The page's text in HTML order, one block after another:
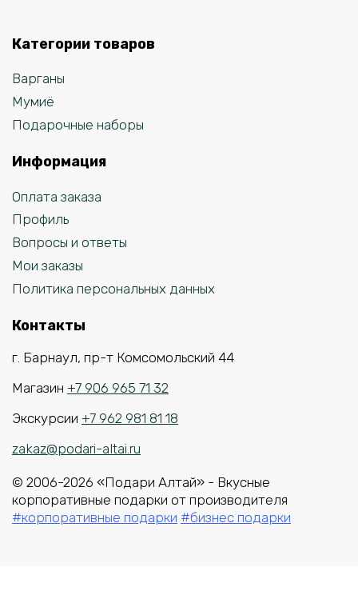
Категории товаров
Варганы
Мумиё
Подарочные наборы
Информация
Оплата заказа
Профиль
Вопросы и ответы
Мои заказы
Политика персональных данных
Контакты
г. Барнаул, пр-т Комсомольский 44
Магазин +7 906 965 71 32
Экскурсии +7 962 981 81 18
zakaz@podari-altai.ru
© 2006-2026 «Подари Алтай» - Вкусные
корпоративные подарки от производителя
#корпоративные подарки #бизнес подарки